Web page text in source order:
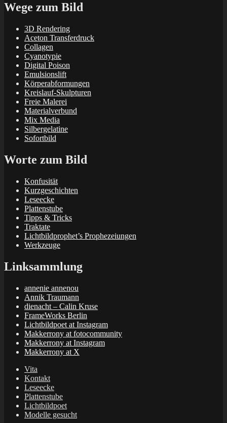
Wege zum Bild
3D Rendering
Aceton Transferdruck
Collagen
Cyanotypie
Digital Poison
Emulsionslift
Körperabformungen
Kreislauf-Skulpturen
Freie Malerei
Materialverbund
Mix Media
Silbergelatine
Sofortbild
Worte zum Bild
Konfusität
Kurzgeschichten
Leseecke
Plattenstube
Tipps & Tricks
Traktate
Lichtbildprophet’s Prophezeiungen
Werkzeuge
Linksammlung
annenie annenou
Annik Traumann
dienacht – Calin Kruse
FrameWorks Berlin
Lichtbildpoet at Instagram
Makkerrony at fotocommunity
Makkerrony at Instagram
Makkerrony at X
Vita
Kontakt
Leseecke
Plattenstube
Lichtbildpoet
Modelle gesucht